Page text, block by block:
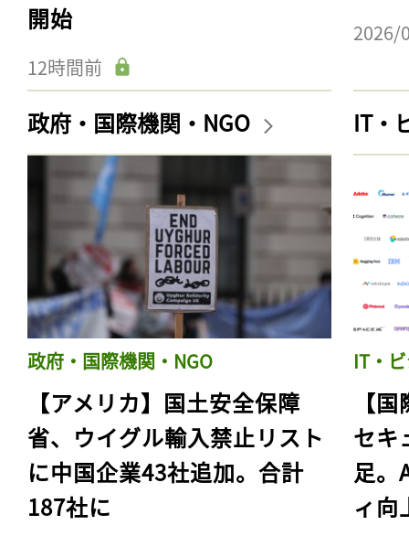
開始
12時間前
2026/
政府・国際機関・NGO
政府・国際機関・NGO
【アメリカ】国土安全保障
省、ウイグル輸入禁止リスト
に中国企業43社追加。合計
187社に
IT・
IT・
【
セキ
足。
ィ向